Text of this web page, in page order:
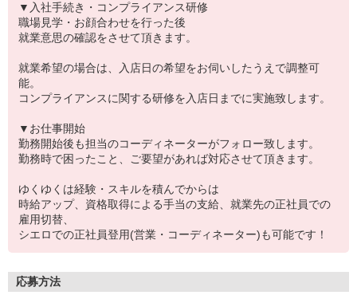
▼入社手続き・コンプライアンス研修
職場見学・お顔合わせを行った後
就業意思の確認をさせて頂きます。
就業希望の場合は、入店日の希望をお伺いしたうえで調整可
能。
コンプライアンスに関する研修を入店日までに実施致します。
▼お仕事開始
勤務開始後も担当のコーディネーターがフォロー致します。
勤務時で困ったこと、ご要望があれば対応させて頂きます。
ゆくゆくは経験・スキルを積んでからは
時給アップ、資格取得による手当の支給、就業先の正社員での
雇用切替、
シエロでの正社員登用(営業・コーディネーター)も可能です！
応募方法